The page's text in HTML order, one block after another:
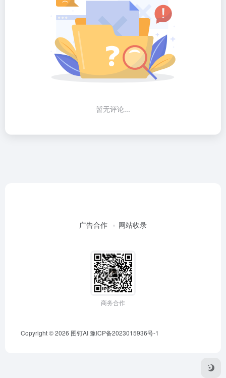
暂无评论...
广告合作 网站收录
商务合作
Copyright © 2026 图钉AI豫ICP备2023015936号-1